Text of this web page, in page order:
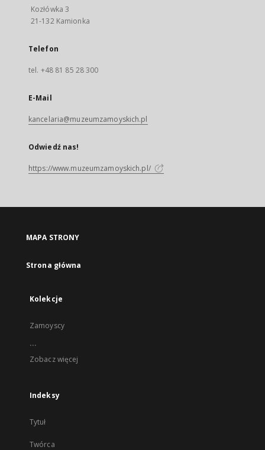
Kozłówka 3
21-132 Kamionka
Telefon
tel. +48 81 85 28 300
E-Mail
kancelaria@muzeumzamoyskich.pl
Odwiedź nas!
https://www.muzeumzamoyskich.pl/
MAPA STRONY
Strona główna
Kolekcje
Zamoyscy
...
Zobacz więcej
Indeksy
Tytuł
Twórca